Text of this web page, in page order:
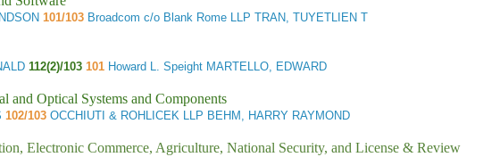
101/103 Broadcom c/o Blank Rome LLP TRAN, TUYETLIEN T
112(2)/103 101 Howard L. Speight MARTELLO, EDWARD
and Optical Systems and Components
102/103 OCCHIUTI & ROHLICEK LLP BEHM, HARRY RAYMOND
Electronic Commerce, Agriculture, National Security, and License & Review